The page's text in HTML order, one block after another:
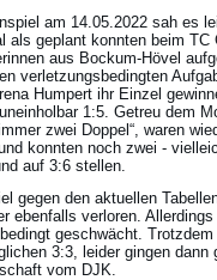
am 14.05.2022 sah es
als geplant konnten beim TC
aus Bockum-Hövel
verletzungsbedingten
Humpert ihr Einzel
1:5. Getreu dem
zwei Doppel“, waren
konnten noch zwei -
auf 3:6 stellen.
gegen den aktuellen
ebenfalls verloren.
geschwächt.
3:3, leider gingen dann
vom DJK.